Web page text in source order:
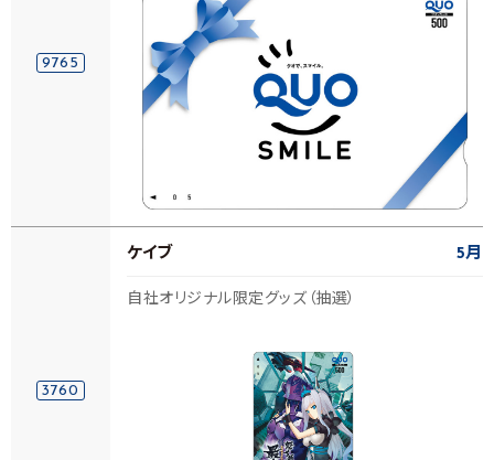
9765
3760
ケイブ 5月
自社オリジナル限定グッズ（抽選）